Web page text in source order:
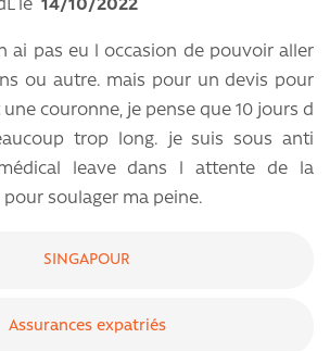
le 14/10/2022
ai pas eu l occasion de pouvoir aller
ou autre. mais pour un devis pour
couronne, je pense que 10 jours d
trop long. je suis sous anti
leave dans l attente de la
soulager ma peine.
SINGAPOUR
Assurances expatriés